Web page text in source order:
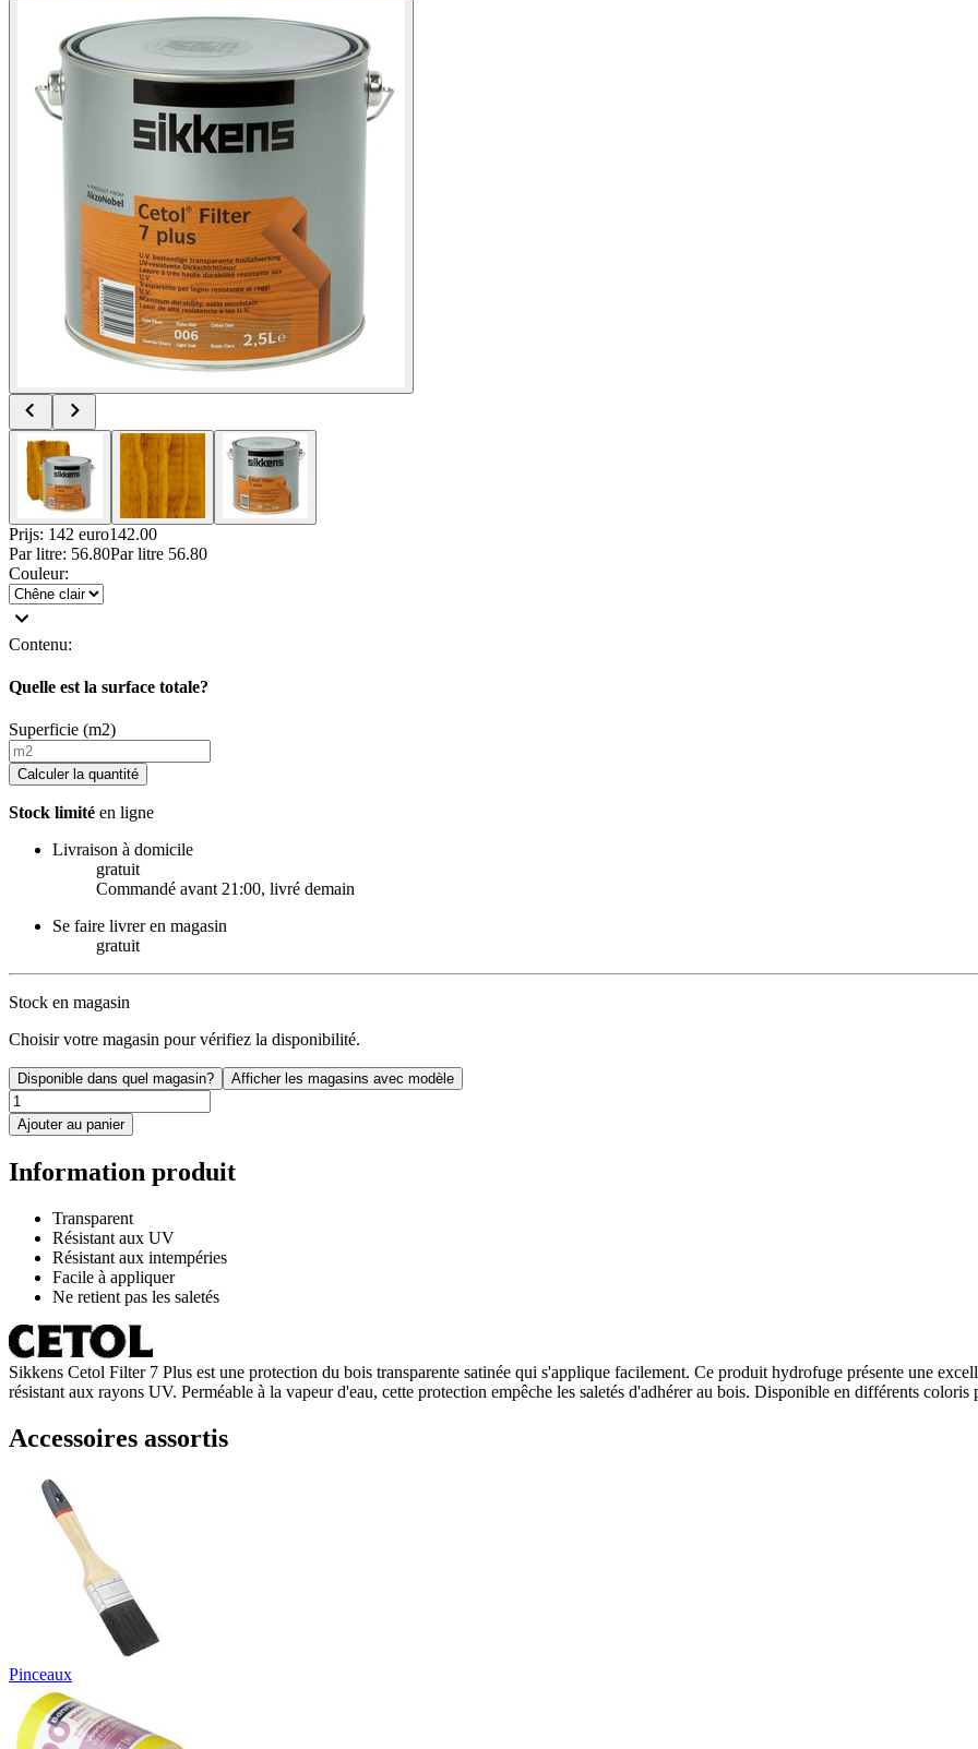
Prijs: 142 euro142.00
Par litre: 56.80Par litre 56.80
Couleur:
Contenu:
Quelle est la surface totale?
Superficie (m2)
Calculer la quantité
Stock limité en ligne
Livraison à domicile
gratuit
Commandé avant 21:00, livré demain
Se faire livrer en magasin
gratuit
Stock en magasin
Choisir votre magasin pour vérifiez la disponibilité.
Disponible dans quel magasin? Afficher les magasins avec modèle
Ajouter au panier
Information produit
Transparent
Résistant aux UV
Résistant aux intempéries
Facile à appliquer
Ne retient pas les saletés
Sikkens Cetol Filter 7 Plus est une protection du bois transparente satinée qui s'applique facilement. Ce produit hydrofuge présente une
résistant aux rayons UV. Perméable à la vapeur d'eau, cette protection empêche les saletés d'adhérer au bois. Disponible en différents coloris
Accessoires assortis
Pinceaux